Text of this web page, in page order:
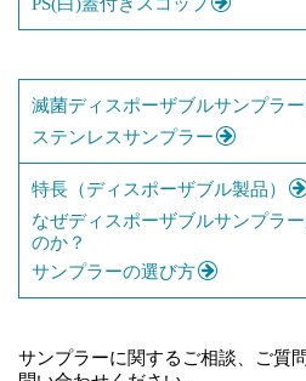
滅菌ディスポーザブルサンプラー
ステンレスサンプラー
特長（ディスポーザブル製品）
なぜディスポーザブルサンプラ
のか？
サンプラーの選び方
サンプラーに関するご相談、ご質